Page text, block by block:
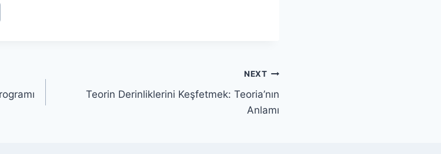
NEXT
Teorin Derinliklerini Keşfetmek: Teoria’nın
Anlamı